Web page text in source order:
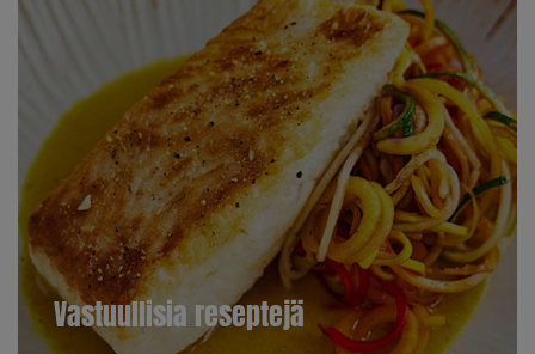
Vastuullisia reseptejä